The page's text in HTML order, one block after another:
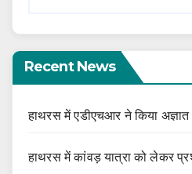
Recent News
हाथरस में एडीएचआर ने किया
हाथरस में कांवड़ यात्रा को लेकर